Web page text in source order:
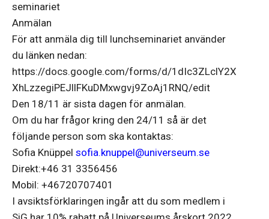
seminariet
Anmälan
För att anmäla dig till lunchseminariet använder
du länken nedan:
https://docs.google.com/forms/d/1dIc3ZLclY2X
XhLzzegiPEJllFKuDMxwgvj9ZoAj1RNQ/edit
Den 18/11 är sista dagen för anmälan.
Om du har frågor kring den 24/11 så är det
följande person som ska kontaktas:
Sofia Knüppel sofia.knuppel@universeum.se
Direkt:+46 31 3356456
Mobil: +46720707401
I avsiktsförklaringen ingår att du som medlem i